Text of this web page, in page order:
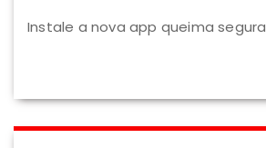
Instale a nova app queima segura